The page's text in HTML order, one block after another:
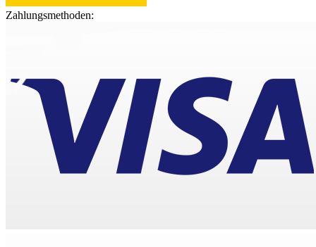
Zahlungsmethoden: